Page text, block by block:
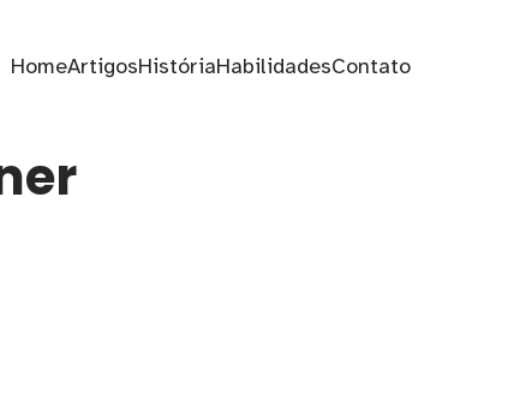
HomeArtigosHistóriaHabilidadesContato